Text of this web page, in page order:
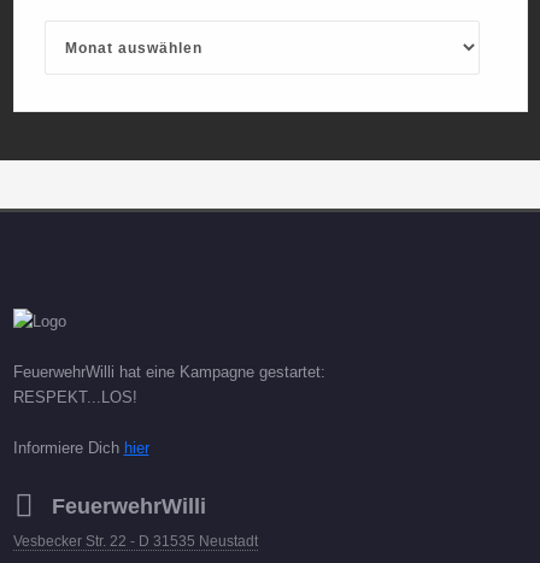
FeuerwehrWilli hat eine Kampagne gestartet:
RESPEKT...LOS!
Informiere Dich hier
FeuerwehrWilli
Vesbecker Str. 22 - D 31535 Neustadt